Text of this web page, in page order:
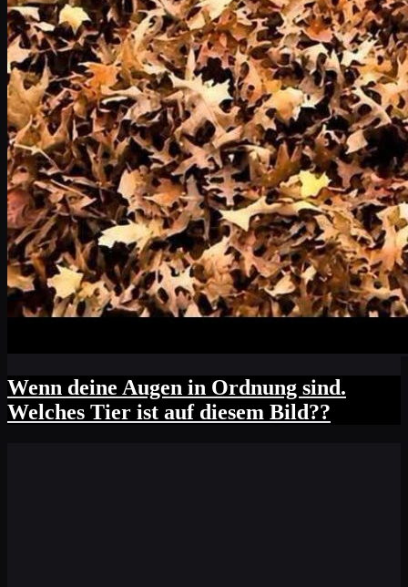
Wenn deine Augen in Ordnung sind.
Welches Tier ist auf diesem Bild??